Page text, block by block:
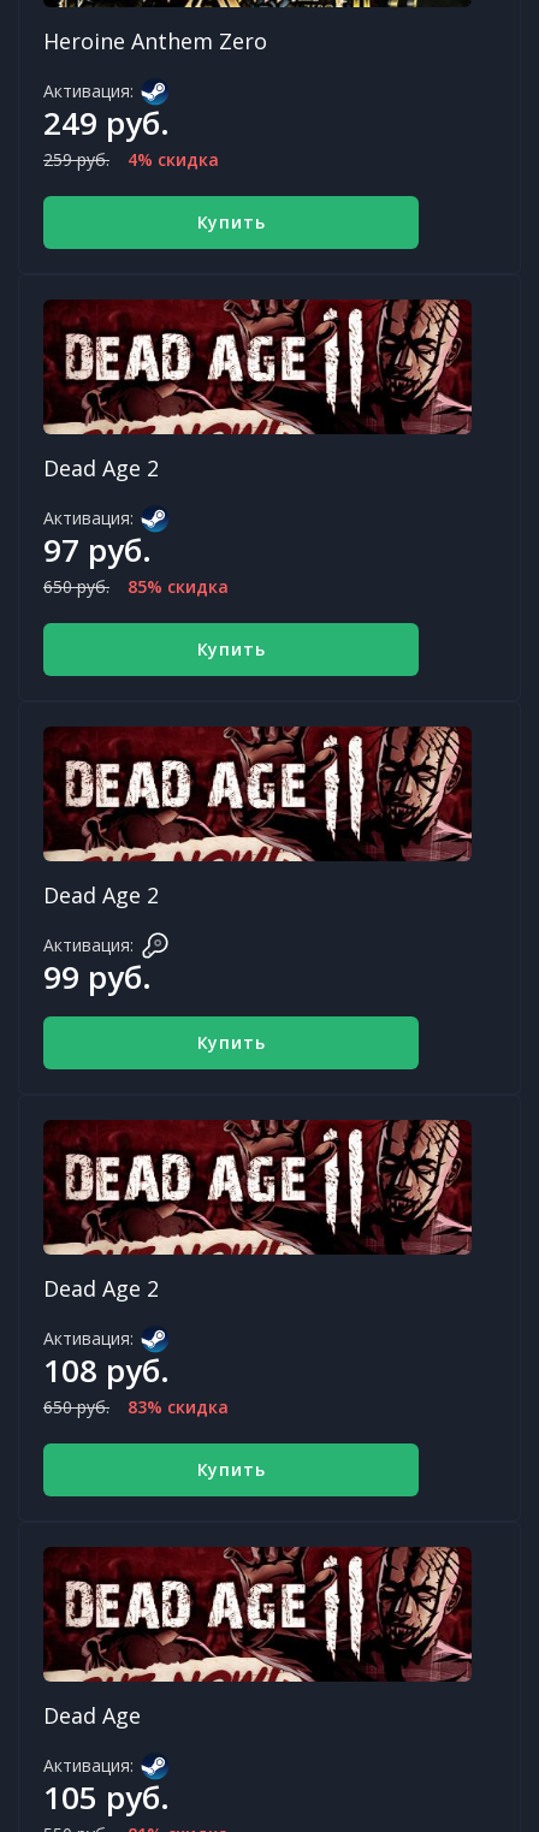
Heroine Anthem Zero
Активация:
249 руб.
259 руб. 4% скидка
Купить
Dead Age 2
Активация:
97 руб.
650 руб. 85% скидка
Купить
Dead Age 2
Активация:
99 руб.
Купить
Dead Age 2
Активация:
108 руб.
650 руб. 83% скидка
Купить
Dead Age
Активация:
105 руб.